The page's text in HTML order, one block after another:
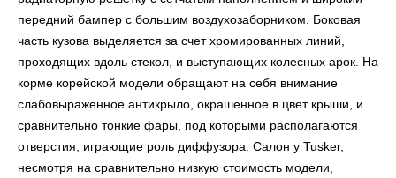
передний бампер с большим воздухозаборником. Боковая
часть кузова выделяется за счет хромированных линий,
проходящих вдоль стекол, и выступающих колесных арок. На
корме корейской модели обращают на себя внимание
слабовыраженное антикрыло, окрашенное в цвет крыши, и
сравнительно тонкие фары, под которыми располагаются
отверстия, играющие роль диффузора. Салон у Tusker,
несмотря на сравнительно низкую стоимость модели,